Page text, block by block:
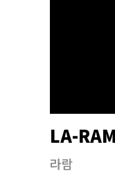
LA-RAM
라람